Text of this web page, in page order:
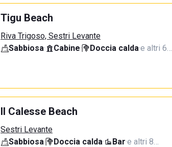
Tigu Beach
Riva Trigoso, Sestri Levante
Sabbiosa· Cabine· Doccia calda·e altri 6…
Il Calesse Beach
Sestri Levante
Sabbiosa· Doccia calda· Bar·e altri 8…